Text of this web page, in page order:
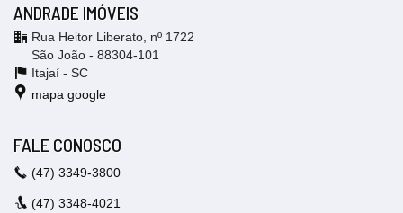
ANDRADE IMÓVEIS
Rua Heitor Liberato, nº 1722
São João - 88304-101
Itajaí - SC
mapa google
FALE CONOSCO
(47) 3349-3800
(47) 3348-4021